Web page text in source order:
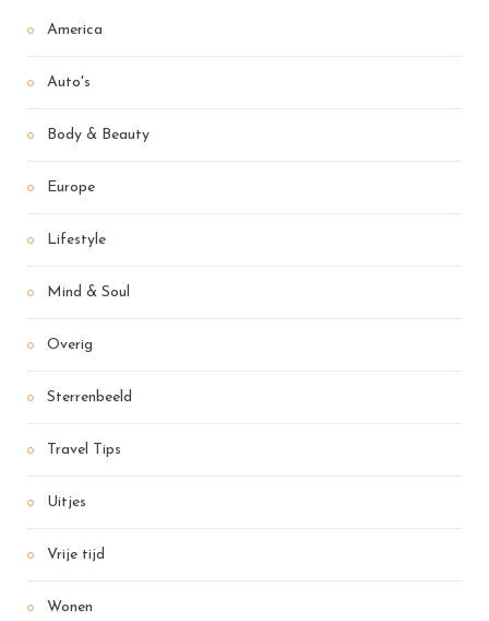
America
Auto's
Body & Beauty
Europe
Lifestyle
Mind & Soul
Overig
Sterrenbeeld
Travel Tips
Uitjes
Vrije tijd
Wonen